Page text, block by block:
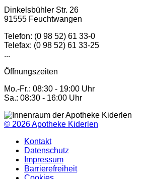
Dinkelsbühler Str. 26
91555 Feuchtwangen
Telefon: (0 98 52) 61 33-0
Telefax: (0 98 52) 61 33-25
...
Öffnungszeiten
Mo.-Fr.: 08:30 - 19:00 Uhr
Sa.: 08:30 - 16:00 Uhr
© 2026Apotheke Kiderlen
Kontakt
Datenschutz
Impressum
Barrierefreiheit